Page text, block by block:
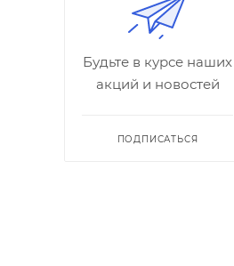
Будьте в курсе наших
акций и новостей
ПОДПИСАТЬСЯ